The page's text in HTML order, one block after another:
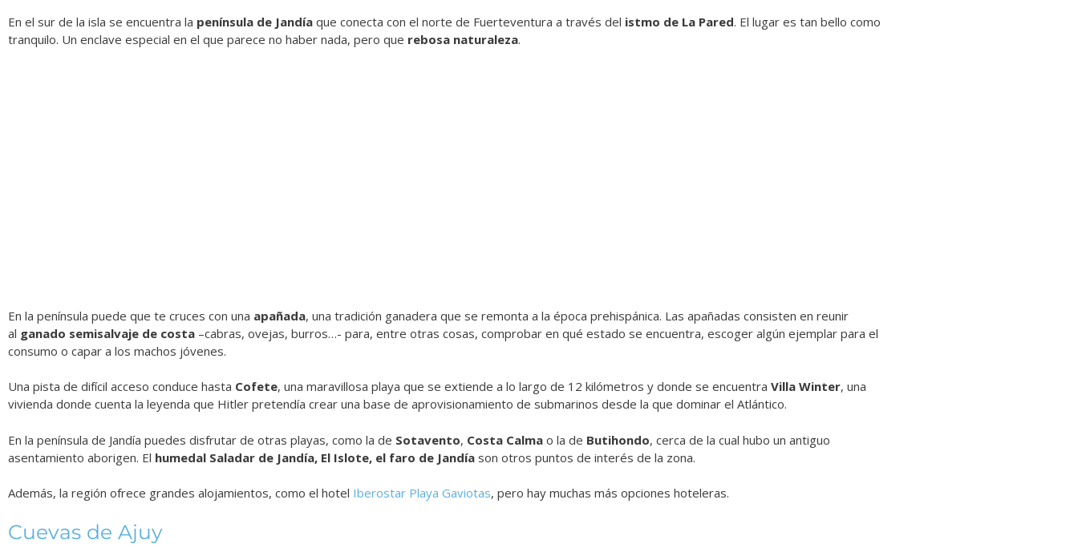
En el sur de la isla se encuentra la península de Jandía que conecta con el norte de Fuerteventura a través del istmo de La Pared. El lugar es tan bello como
tranquilo. Un enclave especial en el que parece no haber nada, pero que rebosa naturaleza.
En la península puede que te cruces con una apañada, una tradición ganadera que se remonta a la época prehispánica. Las apañadas consisten en reunir
al ganado semisalvaje de costa –cabras, ovejas, burros…- para, entre otras cosas, comprobar en qué estado se encuentra, escoger algún ejemplar para el
consumo o capar a los machos jóvenes.
Una pista de difícil acceso conduce hasta Cofete, una maravillosa playa que se extiende a lo largo de 12 kilómetros y donde se encuentra Villa Winter, una
vivienda donde cuenta la leyenda que Hitler pretendía crear una base de aprovisionamiento de submarinos desde la que dominar el Atlántico.
En la península de Jandía puedes disfrutar de otras playas, como la de Sotavento, Costa Calma o la de Butihondo, cerca de la cual hubo un antiguo
asentamiento aborigen. El humedal Saladar de Jandía, El Islote, el faro de Jandía son otros puntos de interés de la zona.
Además, la región ofrece grandes alojamientos, como el hotel Iberostar Playa Gaviotas, pero hay muchas más opciones hoteleras.
Cuevas de Ajuy